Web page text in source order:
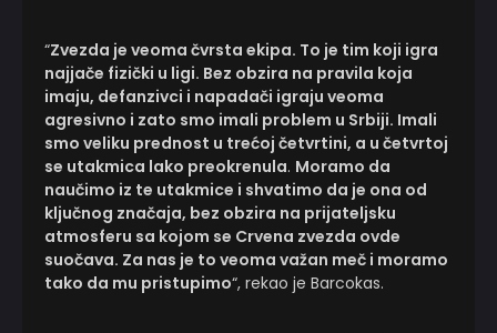
“Zvezda je veoma čvrsta ekipa. To je tim koji igra
najjače fizički u ligi. Bez obzira na pravila koja
imaju, defanzivci i napadači igraju veoma
agresivno i zato smo imali problem u Srbiji. Imali
smo veliku prednost u trećoj četvrtini, a u četvrtoj
se utakmica lako preokrenula. Moramo da
naučimo iz te utakmice i shvatimo da je ona od
ključnog značaja, bez obzira na prijateljsku
atmosferu sa kojom se Crvena zvezda ovde
suočava. Za nas je to veoma važan meč i moramo
tako da mu pristupimo“, rekao je Barcokas.